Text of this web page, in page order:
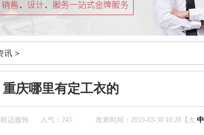
讯 >
重庆哪里有定工衣的
迈服饰 人气： 245 发表时间：2019-03-30 16:28【 大 中